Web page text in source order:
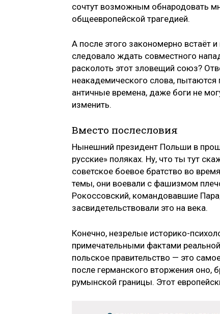
сочтут возможным обнародовать
общеевропейской трагедией.
А после этого закономерно встаёт
следовало ждать совместного
расколоть этот зловещий союз?
неакадемического слова, пытаются
античные времена, даже боги не
изменить.
Вместо послесловия
Нынешний президент Польши в
русские» поляках. Ну, что ты тут
советское боевое братство во
темы, они воевали с фашизмом
Рокоссовский, командовавшие
засвидетельствовали это на века.
Конечно, незрелые историко-
примечательными фактами
польское правительство — это
после германского вторжения
румынской границы. Этот